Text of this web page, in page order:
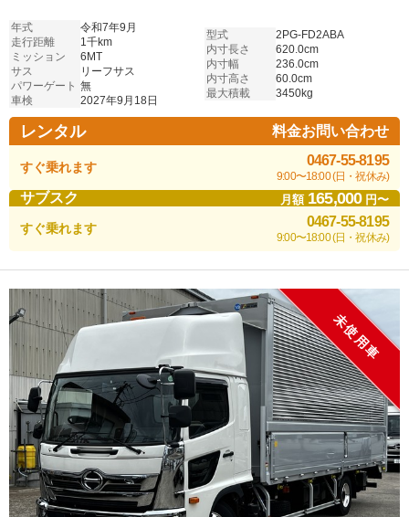
年式
令和7年9月
走行距離
1千km
ミッション
6MT
サス
リーフサス
パワーゲート 無
車検
2027年9月18日
型式
2PG-FD2ABA
内寸長さ
620.0cm
内寸幅
236.0cm
内寸高さ
60.0cm
最大積載
3450kg
レンタル 料金お問い合わせ
すぐ乗れます 0467-55-8195
9:00〜18:00 (日・祝休み)
サブスク 月額 165,000円〜
すぐ乗れます 0467-55-8195
9:00〜18:00 (日・祝休み)
未使用車